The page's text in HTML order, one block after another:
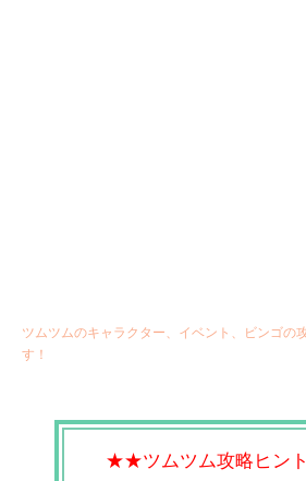
ツムツムのキャラクター、イベント、ビンゴの
す！
★★ツムツム攻略ヒン